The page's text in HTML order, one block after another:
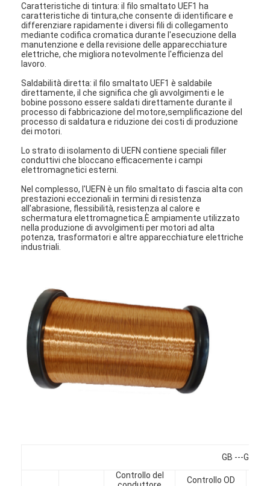
Caratteristiche di tintura: il filo smaltato UEF1 ha
caratteristiche di tintura,che consente di identificare e
differenziare rapidamente i diversi fili di collegamento
mediante codifica cromatica durante l'esecuzione della
manutenzione e della revisione delle apparecchiature
elettriche, che migliora notevolmente l'efficienza del
lavoro.
Saldabilità diretta: il filo smaltato UEF1 è saldabile
direttamente, il che significa che gli avvolgimenti e le
bobine possono essere saldati direttamente durante il
processo di fabbricazione del motore,semplificazione del
processo di saldatura e riduzione dei costi di produzione
dei motori.
Lo strato di isolamento di UEFN contiene speciali filler
conduttivi che bloccano efficacemente i campi
elettromagnetici esterni.
Nel complesso, l'UEFN è un filo smaltato di fascia alta con
prestazioni eccezionali in termini di resistenza
all'abrasione, flessibilità, resistenza al calore e
schermatura elettromagnetica.È ampiamente utilizzato
nella produzione di avvolgimenti per motori ad alta
potenza, trasformatori e altre apparecchiature elettriche
industriali.
GB ---
Controllo del
Controllo OD